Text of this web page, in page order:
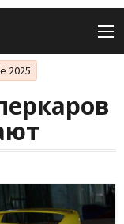
2025